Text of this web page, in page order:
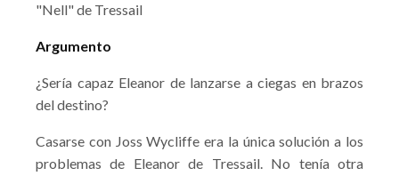
"Nell" de Tressail
Argumento
¿Sería capaz Eleanor de lanzarse a ciegas en brazos
del destino?
Casarse con Joss Wycliffe era la única solución a los
problemas de Eleanor de Tressail. No tenía otra